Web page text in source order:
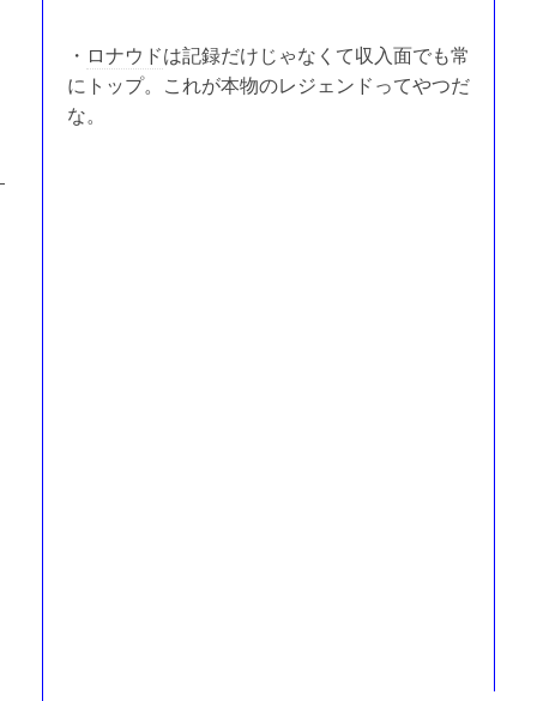
・ ロナウドは記録だけじゃなくて収入面でも常
にトップ。これが本物のレジェンドってやつだ
な。